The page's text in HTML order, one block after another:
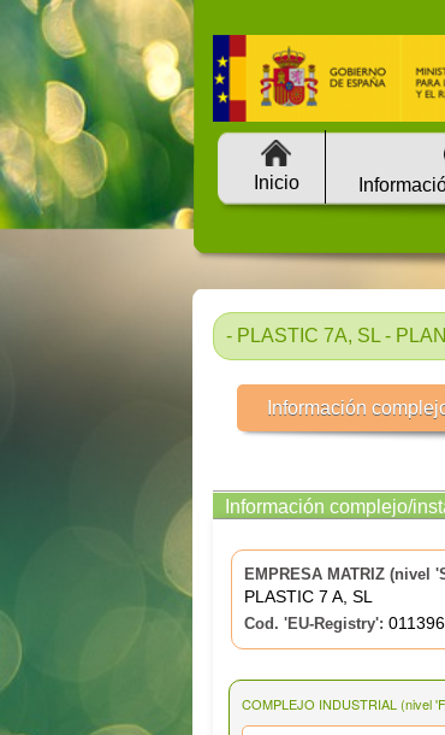
Inicio
- PLASTIC 7A, SL -
Información
Información complejo/
EMPRESA MATRIZ (nivel
PLASTIC 7 A, SL
Cod. 'EU-Registry':
COMPLEJO INDUSTRIAL (nivel